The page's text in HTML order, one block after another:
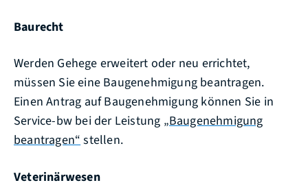
Baurecht
Werden Gehege erweitert oder neu errichtet,
müssen Sie eine Baugenehmigung beantragen.
Einen Antrag auf Baugenehmigung können Sie in
Service-bw bei der Leistung „Baugenehmigung
beantragen“stellen.
Veterinärwesen